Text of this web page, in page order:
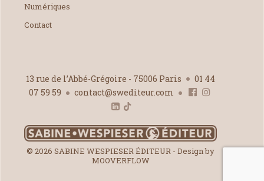
Numériques
Contact
13 rue de l’Abbé-Grégoire - 75006 Paris
01 44
07 59 59
contact@swediteur.com
© 2026 SABINE WESPIESER ÉDITEUR - Design by
MOOVERFLOW